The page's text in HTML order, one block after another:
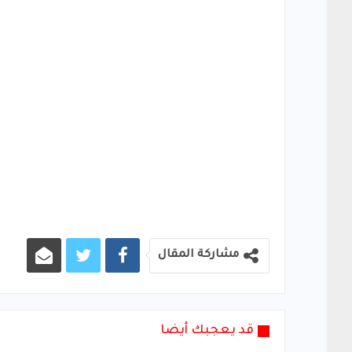
مشاركة المقال
قد يعجبك أيضا